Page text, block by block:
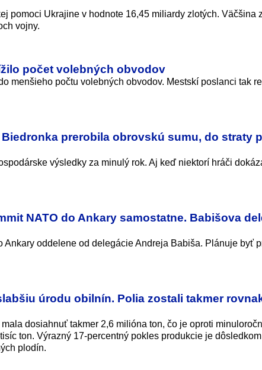
pomoci Ukrajine v hodnote 16,45 miliardy zlotých. Väčšina
vojny.
počet volebných obvodov
menšieho počtu volebných obvodov. Mestskí poslanci tak
prerobila obrovskú sumu, do straty
výsledky za minulý rok. Aj keď niektorí hráči
NATO do Ankary samostatne. Babišova
Ankary oddelene od delegácie Andreja Babiša. Plánuje byť
úrodu obilnín. Polia zostali takmer
dosiahnuť takmer 2,6 milióna ton, čo je oproti
ton. Výrazný 17-percentný pokles produkcie je
plodín.